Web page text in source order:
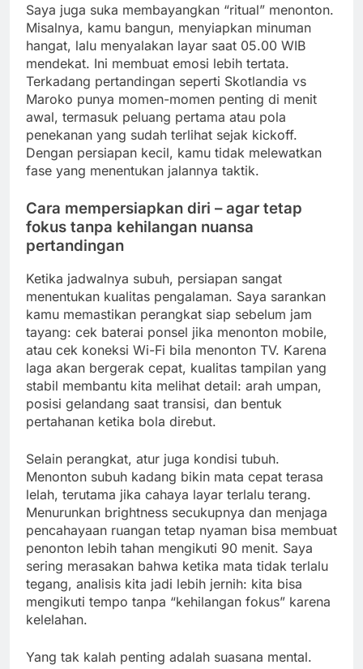
Saya juga suka membayangkan “ritual” menonton.
Misalnya, kamu bangun, menyiapkan minuman
hangat, lalu menyalakan layar saat 05.00 WIB
mendekat. Ini membuat emosi lebih tertata.
Terkadang pertandingan seperti Skotlandia vs
Maroko punya momen-momen penting di menit
awal, termasuk peluang pertama atau pola
penekanan yang sudah terlihat sejak kickoff.
Dengan persiapan kecil, kamu tidak melewatkan
fase yang menentukan jalannya taktik.
Cara mempersiapkan diri – agar tetap
fokus tanpa kehilangan nuansa
pertandingan
Ketika jadwalnya subuh, persiapan sangat
menentukan kualitas pengalaman. Saya sarankan
kamu memastikan perangkat siap sebelum jam
tayang: cek baterai ponsel jika menonton mobile,
atau cek koneksi Wi-Fi bila menonton TV. Karena
laga akan bergerak cepat, kualitas tampilan yang
stabil membantu kita melihat detail: arah umpan,
posisi gelandang saat transisi, dan bentuk
pertahanan ketika bola direbut.
Selain perangkat, atur juga kondisi tubuh.
Menonton subuh kadang bikin mata cepat terasa
lelah, terutama jika cahaya layar terlalu terang.
Menurunkan brightness secukupnya dan menjaga
pencahayaan ruangan tetap nyaman bisa membuat
penonton lebih tahan mengikuti 90 menit. Saya
sering merasakan bahwa ketika mata tidak terlalu
tegang, analisis kita jadi lebih jernih: kita bisa
mengikuti tempo tanpa “kehilangan fokus” karena
kelelahan.
Yang tak kalah penting adalah suasana mental.